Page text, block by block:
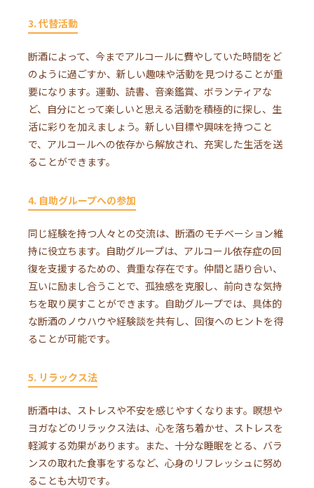
3. 代替活動
断酒によって、今までアルコールに費やしていた時間をど
のように過ごすか、新しい趣味や活動を見つけることが重
要になります。運動、読書、音楽鑑賞、ボランティアな
ど、自分にとって楽しいと思える活動を積極的に探し、生
活に彩りを加えましょう。新しい目標や興味を持つこと
で、アルコールへの依存から解放され、充実した生活を送
ることができます。
4. 自助グループへの参加
同じ経験を持つ人々との交流は、断酒のモチベーション維
持に役立ちます。自助グループは、アルコール依存症の回
復を支援するための、貴重な存在です。仲間と語り合い、
互いに励まし合うことで、孤独感を克服し、前向きな気持
ちを取り戻すことができます。自助グループでは、具体的
な断酒のノウハウや経験談を共有し、回復へのヒントを得
ることが可能です。
5. リラックス法
断酒中は、ストレスや不安を感じやすくなります。瞑想や
ヨガなどのリラックス法は、心を落ち着かせ、ストレスを
軽減する効果があります。また、十分な睡眠をとる、バラ
ンスの取れた食事をするなど、心身のリフレッシュに努め
ることも大切です。